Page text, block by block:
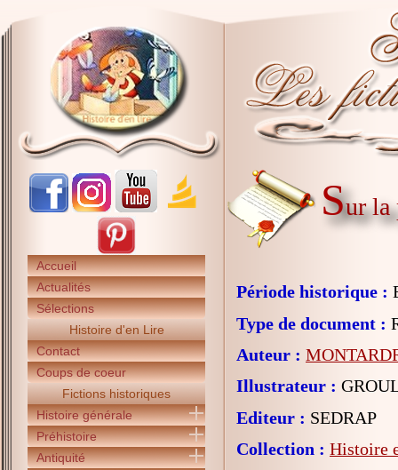
Accueil
Actualités
Sélections
Histoire d'en Lire
Contact
Coups de coeur
Fictions historiques
Histoire générale
Préhistoire
Antiquité
Sur la
Période historique :
Type de document :
Auteur :
Illustrateur :
Editeur : SEDRAP
Collection : Histoire